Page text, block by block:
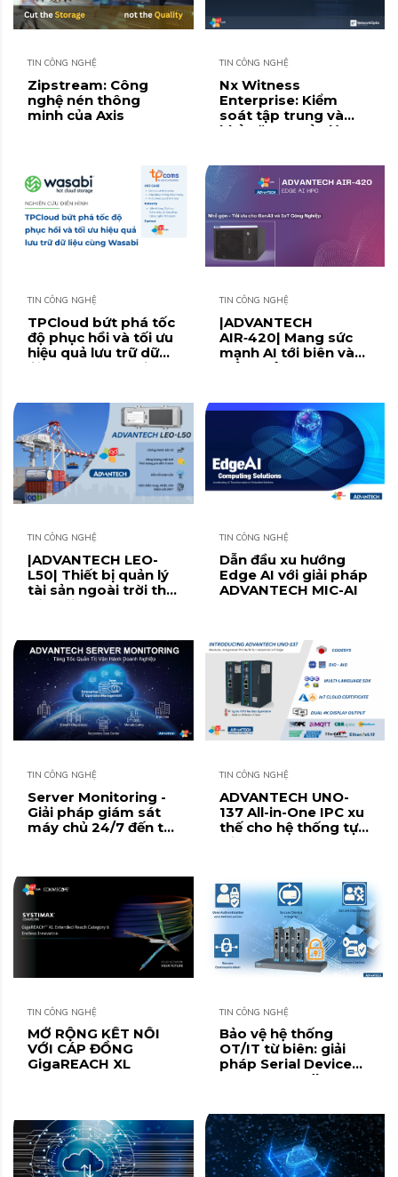
TIN CÔNG NGHỆ
Zipstream: Công
nghệ nén thông
minh của Axis
TIN CÔNG NGHỆ
Nx Witness
Enterprise: Kiểm
soát tập trung và
khả năng Quản lý
TIN CÔNG NGHỆ
TPCloud bứt phá tốc
độ phục hồi và tối ưu
hiệu quả lưu trữ dữ
liệu cùng Wasabi
TIN CÔNG NGHỆ
|ADVANTECH
AIR‑420| Mang sức
mạnh AI tới biên và
mở ra kỷ nguyên
TIN CÔNG NGHỆ
|ADVANTECH LEO-
L50| Thiết bị quản lý
tài sản ngoài trời thế
hệ mới
TIN CÔNG NGHỆ
Dẫn đầu xu hướng
Edge AI với giải pháp
ADVANTECH MIC-AI
TIN CÔNG NGHỆ
Server Monitoring -
Giải pháp giám sát
máy chủ 24/7 đến từ
TIN CÔNG NGHỆ
ADVANTECH UNO-
137 All-in-One IPC xu
thế cho hệ thống tự
động hoá thông
TIN CÔNG NGHỆ
MỞ RỘNG KẾT NỐI
VỚI CÁP ĐỒNG
GigaREACH XL
TIN CÔNG NGHỆ
Bảo vệ hệ thống
OT/IT từ biên: giải
pháp Serial Device
Server & Modbus
4-2